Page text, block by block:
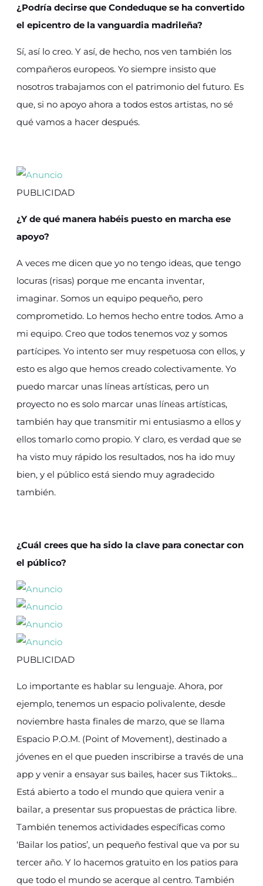
¿Podría decirse que Condeduque se ha convertido
el epicentro de la vanguardia madrileña?
Sí, así lo creo. Y así, de hecho, nos ven también los
compañeros europeos. Yo siempre insisto que
nosotros trabajamos con el patrimonio del futuro. Es
que, si no apoyo ahora a todos estos artistas, no sé
qué vamos a hacer después.
PUBLICIDAD
¿Y de qué manera habéis puesto en marcha ese
apoyo?
A veces me dicen que yo no tengo ideas, que tengo
locuras (risas) porque me encanta inventar,
imaginar. Somos un equipo pequeño, pero
comprometido. Lo hemos hecho entre todos. Amo a
mi equipo. Creo que todos tenemos voz y somos
partícipes. Yo intento ser muy respetuosa con ellos, y
esto es algo que hemos creado colectivamente. Yo
puedo marcar unas líneas artísticas, pero un
proyecto no es solo marcar unas líneas artísticas,
también hay que transmitir mi entusiasmo a ellos y
ellos tomarlo como propio. Y claro, es verdad que se
ha visto muy rápido los resultados, nos ha ido muy
bien, y el público está siendo muy agradecido
también.
¿Cuál crees que ha sido la clave para conectar con
el público?
PUBLICIDAD
Lo importante es hablar su lenguaje. Ahora, por
ejemplo, tenemos un espacio polivalente, desde
noviembre hasta finales de marzo, que se llama
Espacio P.O.M. (Point of Movement), destinado a
jóvenes en el que pueden inscribirse a través de una
app y venir a ensayar sus bailes, hacer sus Tiktoks…
Está abierto a todo el mundo que quiera venir a
bailar, a presentar sus propuestas de práctica libre.
También tenemos actividades específicas como
‘Bailar los patios’, un pequeño festival que va por su
tercer año. Y lo hacemos gratuito en los patios para
que todo el mundo se acerque al centro. También